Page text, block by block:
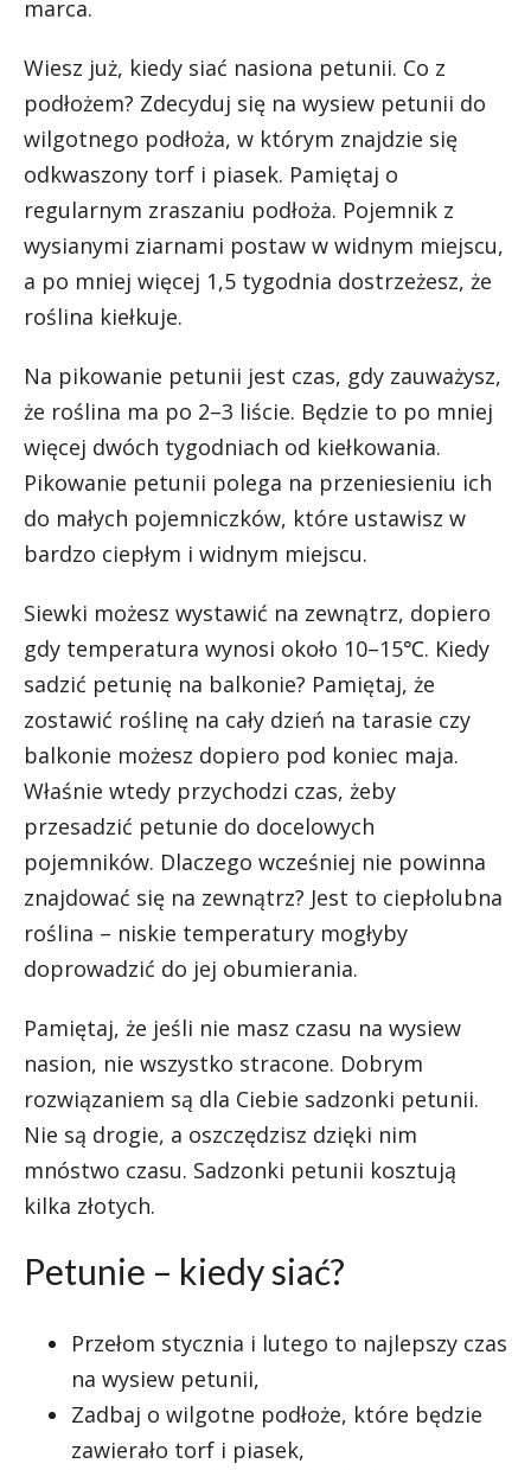
marca.
Wiesz już, kiedy siać nasiona petunii. Co z
podłożem? Zdecyduj się na wysiew petunii do
wilgotnego podłoża, w którym znajdzie się
odkwaszony torf i piasek. Pamiętaj o
regularnym zraszaniu podłoża. Pojemnik z
wysianymi ziarnami postaw w widnym miejscu,
a po mniej więcej 1,5 tygodnia dostrzeżesz, że
roślina kiełkuje.
Na pikowanie petunii jest czas, gdy zauważysz,
że roślina ma po 2–3 liście. Będzie to po mniej
więcej dwóch tygodniach od kiełkowania.
Pikowanie petunii polega na przeniesieniu ich
do małych pojemniczków, które ustawisz w
bardzo ciepłym i widnym miejscu.
Siewki możesz wystawić na zewnątrz, dopiero
gdy temperatura wynosi około 10–15℃. Kiedy
sadzić petunię na balkonie? Pamiętaj, że
zostawić roślinę na cały dzień na tarasie czy
balkonie możesz dopiero pod koniec maja.
Właśnie wtedy przychodzi czas, żeby
przesadzić petunie do docelowych
pojemników. Dlaczego wcześniej nie powinna
znajdować się na zewnątrz? Jest to ciepłolubna
roślina – niskie temperatury mogłyby
doprowadzić do jej obumierania.
Pamiętaj, że jeśli nie masz czasu na wysiew
nasion, nie wszystko stracone. Dobrym
rozwiązaniem są dla Ciebie sadzonki petunii.
Nie są drogie, a oszczędzisz dzięki nim
mnóstwo czasu. Sadzonki petunii kosztują
kilka złotych.
Petunie – kiedy siać?
Przełom stycznia i lutego to najlepszy czas
na wysiew petunii,
Zadbaj o wilgotne podłoże, które będzie
zawierało torf i piasek,